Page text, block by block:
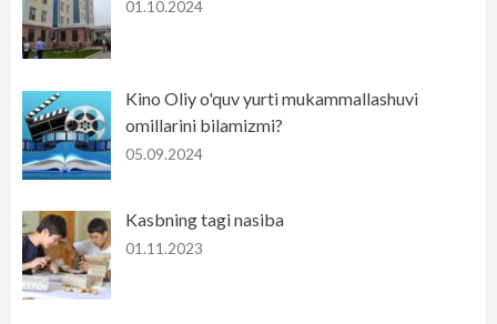
01.10.2024
Kino Oliy o'quv yurti mukammallashuvi
omillarini bilamizmi?
05.09.2024
Kasbning tagi nasiba
01.11.2023